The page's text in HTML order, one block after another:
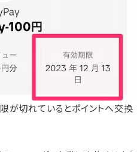
が切れているとポイントへ交換